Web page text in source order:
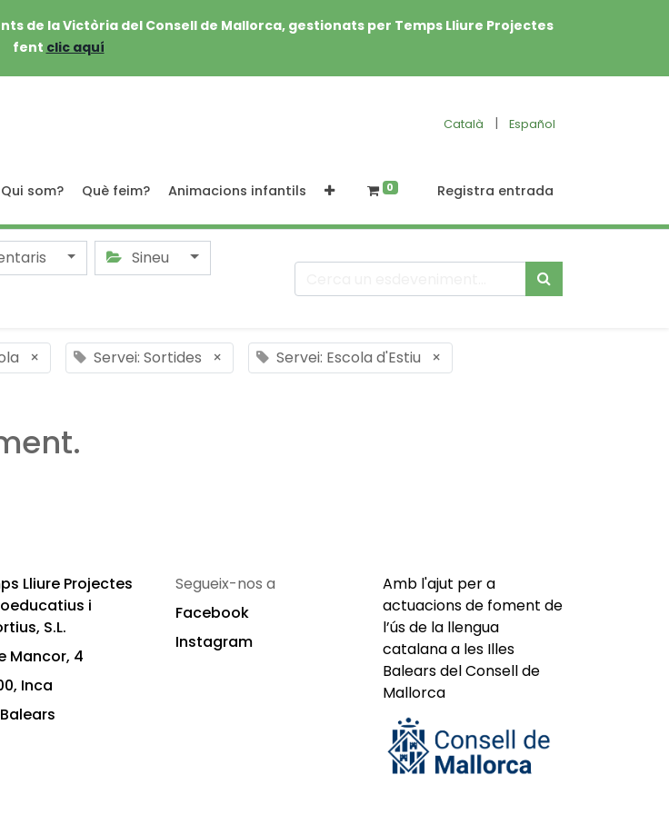
de la Victòria del Consell de Mallorca, gestionats per Temps Lliure Projectes
fent clic aquí
Català | Español
Qui som? Què feim? Animacions infantils 0 Registra entrada
Sineu
× Servei: Sortides × Servei: Escola d'Estiu ×
Lliure Projectes
i
S.L.
Mancor, 4
Inca
Segueix-nos a
Facebook
Instagram
Amb l'ajut per a
actuacions de foment de
l’ús de la llengua
catalana a les Illes
Balears del Consell de
Mallorca